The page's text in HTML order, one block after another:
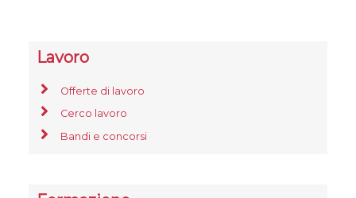
Lavoro
Offerte di lavoro
Cerco lavoro
Bandi e concorsi